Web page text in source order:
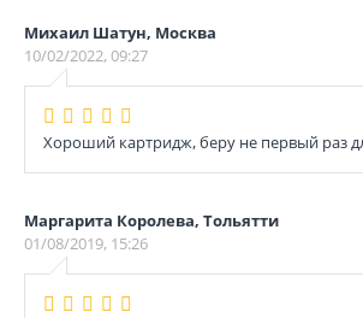
Михаил Шатун, Москва
10/02/2022, 09:27
Хороший картридж, беру не первый раз
Маргарита Королева, Тольятти
01/08/2019, 15:26